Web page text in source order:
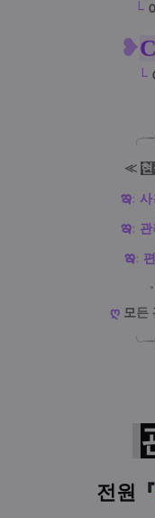
└
❥
└
╭╼|
≪ 현
ఇ: 사
ఇ: 관
ఇ: 편
ღ 모 든
╰╼|
전원『